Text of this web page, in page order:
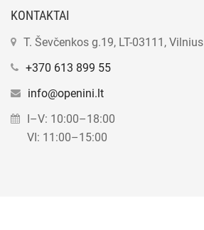
KONTAKTAI
T. Ševčenkos g.19, LT-03111, Vilnius
+370 613 899 55
info@openini.lt
I–V: 10:00–18:00
VI: 11:00–15:00